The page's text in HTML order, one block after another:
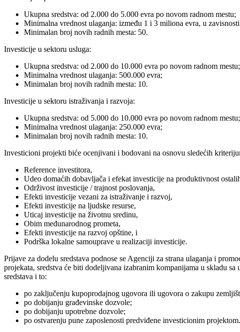
Ukupna sredstva: od 2.000 do 5.000 evra po novom radnom mestu;
Minimalna vrednost ulaganja: između 1 i 3 miliona evra, u
Minimalan broj novih radnih mesta: 50.
Investicije u sektoru usluga:
Ukupna sredstva: od 2.000 do 10.000 evra po novom radnom mestu;
Minimalna vrednost ulaganja: 500.000 evra;
Minimalan broj novih radnih mesta: 10.
Investicije u sektoru istraživanja i razvoja:
Ukupna sredstva: od 5.000 do 10.000 evra po novom radnom mestu;
Minimalna vrednost ulaganja: 250.000 evra;
Minimalan broj novih radnih mesta: 10.
Investicioni projekti biće ocenjivani i bodovani na osnovu sledećih
Reference investitora,
Udeo domaćih dobavljača i efekat investicije na produktivnost
Održivost investicije / trajnost poslovanja,
Efekti investicije vezani za istraživanje i razvoj,
Efekti investicije na ljudske resurse,
Uticaj investicije na životnu sredinu,
Obim međunarodnog prometa,
Efekti investicije na razvoj opštine, i
Podrška lokalne samouprave u realizaciji investicije.
Prijave za dodelu sredstava podnose se Agenciji za strana ulaganja i
projekata, sredstva će biti dodeljivana izabranim kompanijama u skladu
sredstava i to:
po zaključenju kupoprodajnog ugovora ili ugovora o zakupu
po dobijanju građevinske dozvole;
po dobijanju upotrebne dozvole;
po ostvarenju pune zaposlenosti predviđene investicionim projektom.